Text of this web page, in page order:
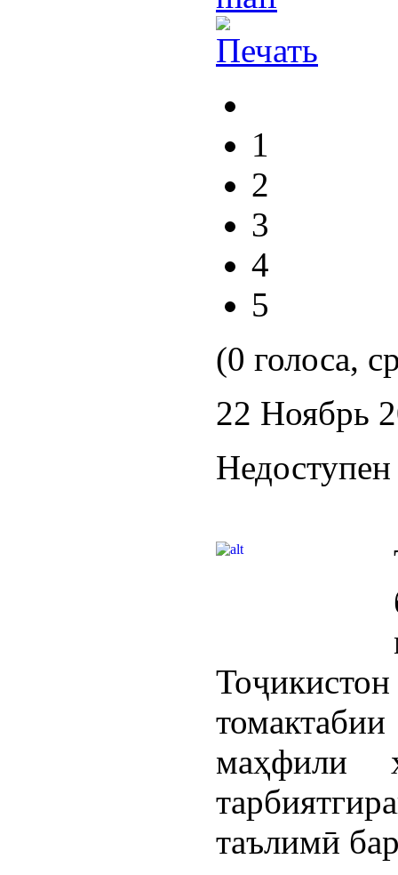
1
2
3
4
5
(0 голоса,
22 Ноябрь
маҳфили
таълимӣ